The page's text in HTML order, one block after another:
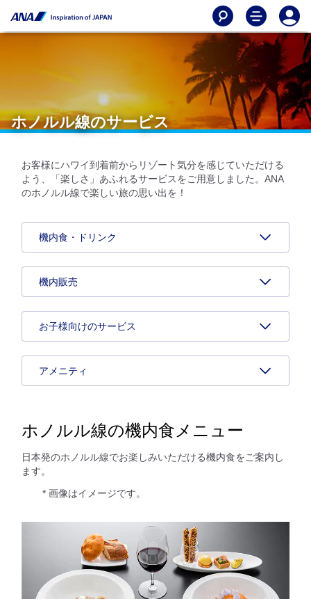
ホノルル線のサービス
お客様にハワイ到着前からリゾート気分を感じていただける
よう、「楽しさ」あふれるサービスをご用意しました。ANA
のホノルル線で楽しい旅の思い出を！
機内食・ドリンク
機内販売
お子様向けのサービス
アメニティ
ホノルル線の機内食メニュー
日本発のホノルル線でお楽しみいただける機内食をご案内し
ます。
* 画像はイメージです。